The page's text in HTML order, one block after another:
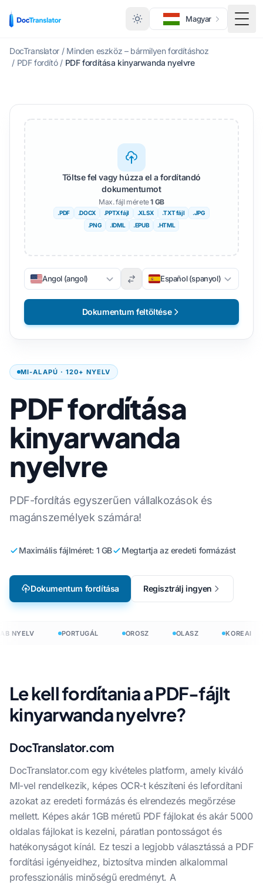
Magyar
DocTranslator / Minden eszköz – bármilyen fordításhoz
/ PDF fordító / PDF fordítása kinyarwanda nyelvre
MI-ALAPÚ · 120+ NYELV
PDF fordítása
kinyarwanda
nyelvre
PDF-fordítás egyszerűen vállalkozások és
magánszemélyek számára!
Maximális fájlméret: 1 GB Megtartja az eredeti formázást
Dokumentum fordítása Regisztrálj ingyen
Töltse fel vagy húzza el a fordítandó
dokumentumot
Max. fájl mérete1 GB
.PDF .DOCX .PPTX fájl .XLSX .TXT fájl
.JPG
.PNG
.IDML .EPUB .HTML
Angol (angol) Español (spanyol)
Dokumentum feltöltése
NYELV PORTUGÁL OROSZ OLASZ KOREAI
Le kell fordítania a PDF-fájlt
kinyarwanda nyelvre?
DocTranslator.com
DocTranslator.com egy kivételes platform, amely kiváló
MI-vel rendelkezik, képes OCR-t készíteni és lefordítani
azokat az eredeti formázás és elrendezés megőrzése
mellett. Képes akár 1GB méretű PDF fájlokat és akár 5000
oldalas fájlokat is kezelni, páratlan pontosságot és
hatékonyságot kínál. Ez teszi a legjobb választássá a PDF
fordítási igényeidhez, biztosítva minden alkalommal
professzionális minőségű eredményt. A